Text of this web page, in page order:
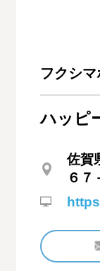
フクシマ
ハッピ
佐賀
６７